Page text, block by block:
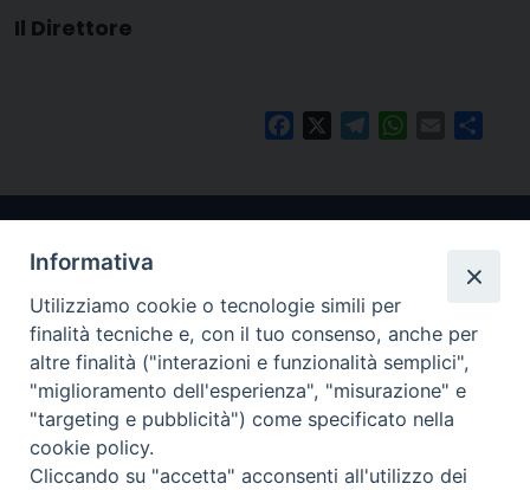
Il Direttore
FacebookTelegramWhatsApp
Email
Arcidiocesi di Ravenna-Cervia
CONTATTI
Informativa
Utilizziamo cookie o tecnologie simili per
finalità tecniche e, con il tuo consenso, anche per
altre finalità ("interazioni e funzionalità semplici",
"miglioramento dell'esperienza", "misurazione" e
"targeting e pubblicità") come specificato nella
cookie policy.
Cliccando su "accetta" acconsenti all'utilizzo dei